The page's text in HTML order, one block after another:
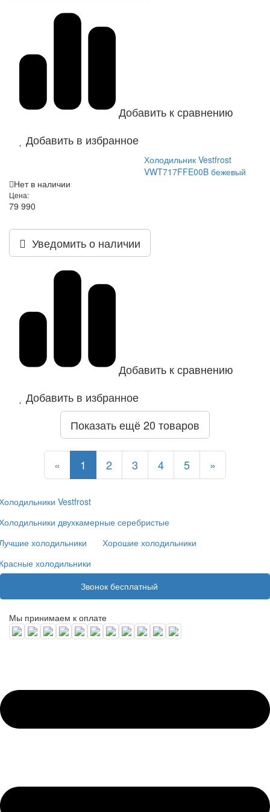
Добавить к сравнению
Добавить в избранное
Холодильник Vestfrost
VWT717FFE00B бежевый
Нет в наличии
Цена:
79 990
Уведомить о наличии
Добавить к сравнению
Добавить в избранное
Показать ещё 20 товаров
« Назад
1 Назад
2Назад
3 Назад
4Назад
5Назад
»
Vestfrost
двухкамерные серебристые
холодильники
Хорошие холодильники
холодильники
Звонок бесплатный
Мы принимаем к оплате